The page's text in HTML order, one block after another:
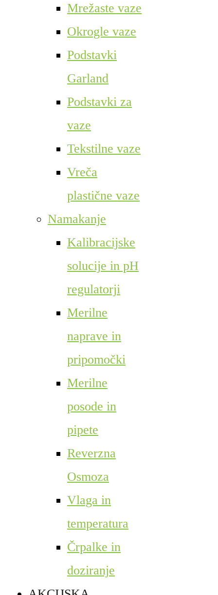
Mrežaste vaze
Okrogle vaze
Podstavki
Garland
Podstavki za
vaze
Tekstilne vaze
Vreča
plastične vaze
Namakanje
Kalibracijske
solucije in pH
regulatorji
Merilne
naprave in
pripomočki
Merilne
posode in
pipete
Reverzna
Osmoza
Vlaga in
temperatura
Črpalke in
doziranje